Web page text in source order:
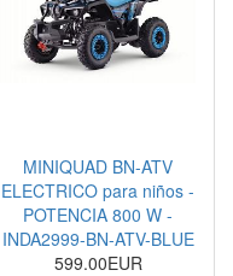
MINIQUAD BN-ATV
ELECTRICO para niños -
POTENCIA 800 W -
INDA2999-BN-ATV-BLUE
599.00EUR